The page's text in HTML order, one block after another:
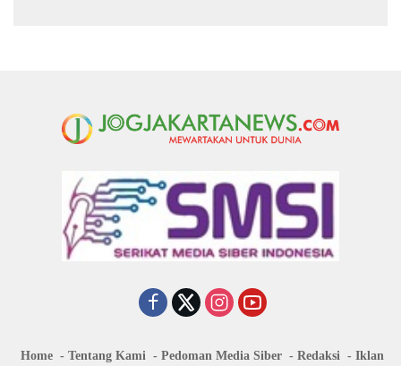
Home Tentang Kami Pedoman Media Siber Redaksi Iklan